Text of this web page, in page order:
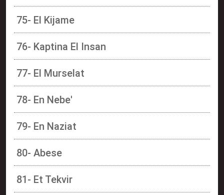
75- El Kijame
76- Kaptina El Insan
77- El Murselat
78- En Nebe'
79- En Naziat
80- Abese
81- Et Tekvir